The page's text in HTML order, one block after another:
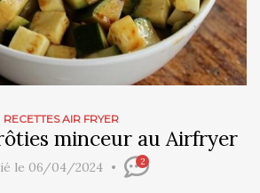
RECETTES AIR FRYER
minceur au Airfryer
le 06/04/2024 2